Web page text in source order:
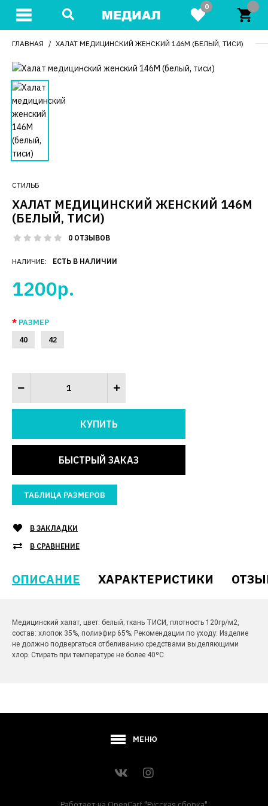
0
ГЛАВНАЯ ХАЛАТ МЕДИЦИНСКИЙ ЖЕНСКИЙ 146М (БЕЛЫЙ, ТИСИ)
СТИЛЬБ
ХАЛАТ МЕДИЦИНСКИЙ ЖЕНСКИЙ 146М
(БЕЛЫЙ, ТИСИ)
0 ОТЗЫВОВ
НАЛИЧИЕ: ЕСТЬ В НАЛИЧИИ
1200р.
РАЗМЕР
40 42
БЫСТРЫЙ ЗАКАЗ
ТАБЛИЦА РАЗМЕРОВ
В ЗАКЛАДКИ
В СРАВНЕНИЕ
ОПИСАНИЕ ХАРАКТЕРИСТИКИ
Медицинский халат, цвет: белый; ткань ТИСИ, плотность 120гр/м2,
состав: хлопок 35%, полиэфир 65%; Рекомендации по уходу: Изделие
не должно подвергаться отбеливанию средствами выделяющими
хлор. Стирать при температуре не более 40ºС.
МЕНЮ